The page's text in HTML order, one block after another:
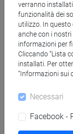
ostinata.
Eugenia
famiglia
Adriana
verranno
funzionalità dei
utilizzo. In
anche con i
informazioni per
Cliccando “Lista
installati. Per
“Informazioni sui
Necessari
Facebook -